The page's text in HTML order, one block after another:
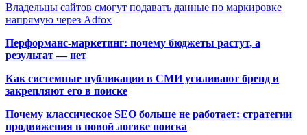
Владельцы сайтов смогут подавать данные по маркировке
напрямую через Adfox
Перформанс-маркетинг: почему бюджеты растут, а
результат — нет
Как системные публикации в СМИ усиливают бренд и
закрепляют его в поиске
Почему классическое SEO больше не работает: стратегии
продвижения в новой логике поиска